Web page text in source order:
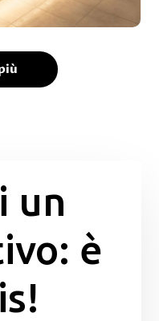
un
è